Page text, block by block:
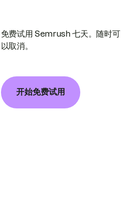
免费试用 Semrush 七天。随时可
以取消。
开始免费试用